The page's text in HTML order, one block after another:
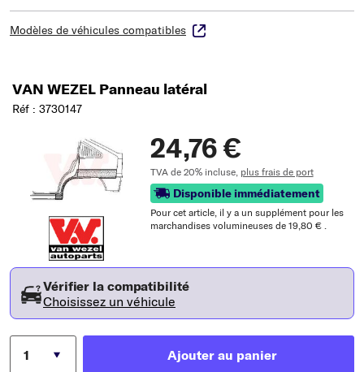
Modèles de véhicules compatibles
VAN WEZEL Panneau latéral
Réf : 3730147
24,76 €
TVA de 20% incluse, plus frais de port
Disponible immédiatement
Pour cet article, il y a un supplément pour les
marchandises volumineuses de 19,80 € .
Vérifier la compatibilité
Choisissez un véhicule
Ajouter au panier